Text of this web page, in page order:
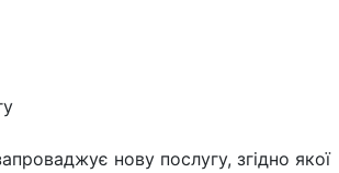
нову послугу, згідно якої